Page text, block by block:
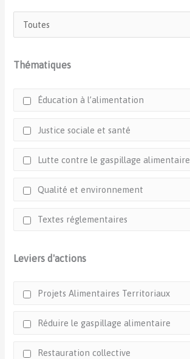
Thématiques
Éducation à l’alimentation
Justice sociale et santé
Lutte contre le gaspillage alimentaire
Qualité et environnement
Textes réglementaires
Leviers d'actions
Projets Alimentaires Territoriaux
Réduire le gaspillage alimentaire
Restauration collective